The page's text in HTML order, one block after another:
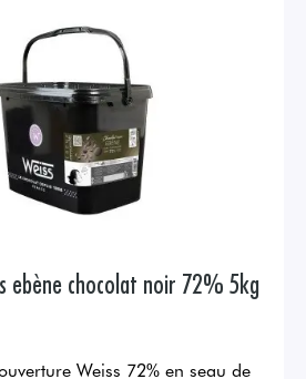
ebène chocolat noir 72% 5kg
Weiss 72% en seau de